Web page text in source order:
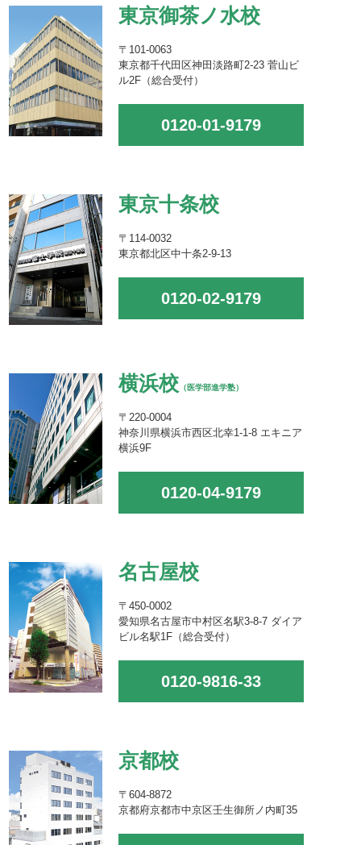
東京御茶ノ水校
〒101-0063
東京都千代田区神田淡路町2-23 菅山ビ
ル2F（総合受付）
0120-01-9179
東京十条校
〒114-0032
東京都北区中十条2-9-13
0120-02-9179
横浜校 （医学部進学塾）
〒220-0004
神奈川県横浜市西区北幸1-1-8 エキニア
横浜9F
0120-04-9179
名古屋校
〒450-0002
愛知県名古屋市中村区名駅3-8-7 ダイア
ビル名駅1F（総合受付）
0120-9816-33
京都校
〒604-8872
京都府京都市中京区壬生御所ノ内町35